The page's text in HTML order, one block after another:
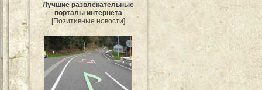
Лучшие развлекательные
порталы интернета
[Позитивные новости]